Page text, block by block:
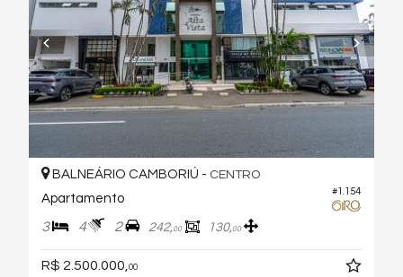
#1.154
BALNEÁRIO CAMBORIÚ - CENTRO
Apartamento
3 4 2 242,00 130,00
R$ 2.500.000, 00